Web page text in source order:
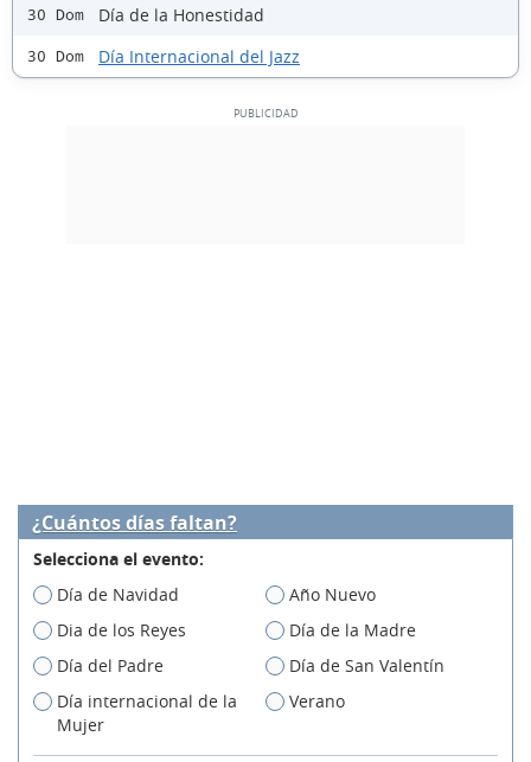
30 Dom Día de la Honestidad
30 Dom Día Internacional del Jazz
¿Cuántos días faltan?
Selecciona el evento:
Día de Navidad
Año Nuevo
Dia de los Reyes
Día de la Madre
Día del Padre
Día de San Valentín
Día internacional de la
Mujer
Verano